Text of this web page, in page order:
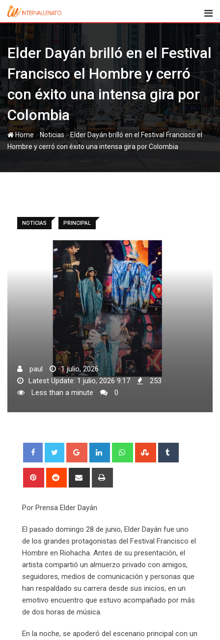
Skip
content
Elder Dayán brilló en el Festival
Francisco el Hombre y cerró
con éxito una intensa gira por
Colombia
Home - Noticias-Elder Dayán brilló en el Festival Francisco el
Hombre y cerró con éxito una intensa gira por Colombia
NOTICIAS PRINCIPAL
paul
1 julio, 2026
Latest Update: 1 julio, 2026 9:17
253
Less than a minute
0
Google+ LinkedIn WhatsappStumbleUpon
Pinterest Reddit
Share
Por Prensa Elder Dayán
El pasado domingo 28 de junio, Elder Dayán fue uno
de los grandes protagonistas del Festival Francisco el
Hombre en Riohacha. Antes de su presentación, el
artista compartió un almuerzo privado con amigos,
seguidores, medios de comunicación y personas que
han respaldado su carrera desde sus inicios, en un
emotivo encuentro que estuvo acompañado por más
de dos horas de música.
En la noche, se apoderó del escenario principal con un